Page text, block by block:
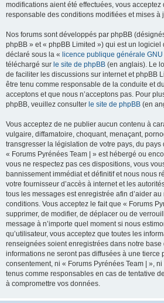
modifications aient été effectuées, vous acceptez
responsable des conditions modifiées et mises à
Nos forums sont développés par phpBB
phpBB » et « phpBB Limited ») qui est un
déclaré sous la « licence publique générale GNU
téléchargé sur le site de phpBB (en anglais). Le
de faciliter les discussions sur internet et phpBB
être tenu comme responsable de la conduite et
acceptons et que nous n’acceptons pas. Pour
phpBB, veuillez consulter le site de phpBB (en
Vous acceptez de ne publier aucun contenu à
vulgaire, diffamatoire, choquant, menaçant,
transgresser la législation de votre pays, du
« Forums Pyrénées Team | » est hébergé ou
vous ne respectez pas ces dispositions, vous
bannissement immédiat et définitif et nous nous
votre fournisseur d’accès à internet et les
tous les messages est enregistrée afin d’aider
conditions. Vous acceptez le fait que « Forums
supprimer, de modifier, de déplacer ou de
message à n’importe quel moment si nous
qu’utilisateur, vous acceptez que toutes les
renseignées soient enregistrées dans notre
informations ne seront pas diffusées à une tierce
consentement, ni « Forums Pyrénées Team | »,
tenus comme responsables en cas de tentative
à compromettre vos données.